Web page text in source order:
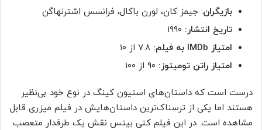
بازیگران: جیمز کان، لورن باکال، فرانسس اشترنهاگن
تاریخ انتشار:
امتیاز IMDb به فیلم:
امتیاز راتن تومیتوز:
درست است که داستان‌های استیون کینگ در نوع خود بی‌نظیر
هستند اما یکی از ترسناک‌ترین داستان‌هایش در فیلم میزری قابل
مشاهده است. در این فیلم کتی بیتس نقش یک طرفدار متعصب